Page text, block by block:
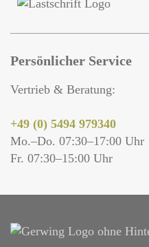
Persönlicher Service
Vertrieb & Beratung:
+49 (0) 5494 979340
Mo.–Do. 07:30–17:00 Uhr
Fr. 07:30–15:00 Uhr